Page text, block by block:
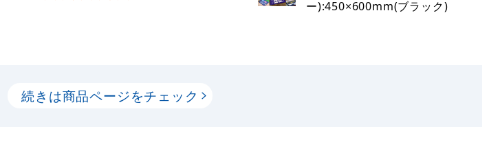
ー):450×600mm(ブラック)
続きは商品ページをチェック